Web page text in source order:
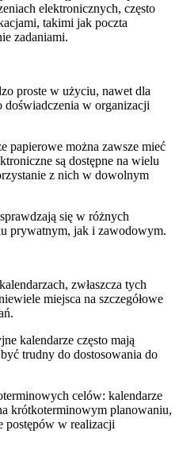
elektronicznych, często
takimi jak poczta
zadaniami.
proste w użyciu, nawet dla
doświadczenia w organizacji
papierowe można zawsze mieć
są dostępne na wielu
z nich w dowolnym
się w różnych
prywatnym, jak i zawodowym.
zwłaszcza tych
miejsca na szczegółowe
kalendarze często mają
trudny do dostosowania do
celów: kalendarze
krótkoterminowym planowaniu,
postępów w realizacji